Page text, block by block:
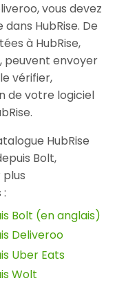
vous devez
HubRise. De
à HubRise,
peuvent envoyer
vérifier,
de votre logiciel
HubRise
Bolt,
plus
Bolt (en anglais)
Deliveroo
Uber Eats
Wolt